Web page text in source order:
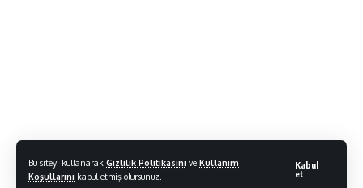
Bu siteyi kullanarak Gizlilik Politikasını ve Kullanım
Koşullarını kabul etmiş olursunuz.
Kabul
et